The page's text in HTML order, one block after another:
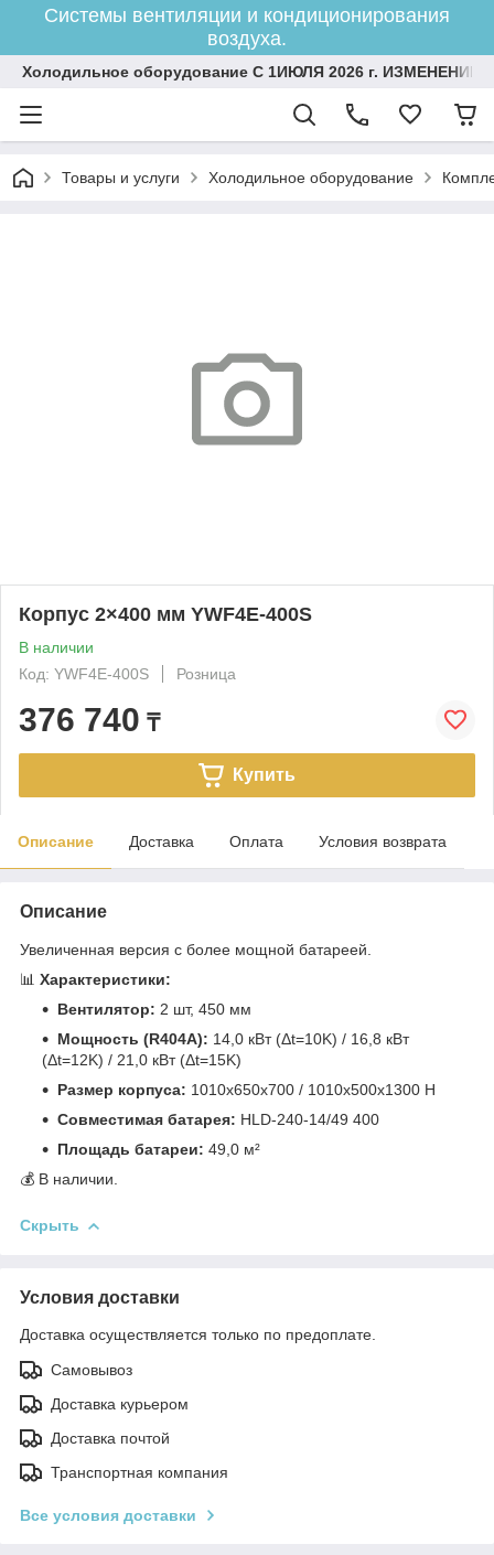
Системы вентиляции и кондиционирования
воздуха.
Холодильное оборудование С 1ИЮЛЯ 2026 г.
Товары и услуги Холодильное оборудование
Корпус 2×400 мм YWF4E-400S
В наличии
Код: YWF4E-400S
Розница
376 740 ₸
Купить
Описание Доставка Оплата Условия возврата
Описание
Увеличенная версия с более мощной батареей.
📊 Характеристики:
Вентилятор: 2 шт, 450 мм
Мощность (R404A): 14,0 кВт (Δt=10K) / 16,8 кВт
(Δt=12K) / 21,0 кВт (Δt=15K)
Размер корпуса: 1010x650x700 / 1010x500x1300 H
Совместимая батарея: HLD-240-14/49 400
Площадь батареи: 49,0 м²
💰 В наличии.
Скрыть
Условия доставки
Доставка осуществляется только по предоплате.
Самовывоз
Доставка курьером
Доставка почтой
Транспортная компания
Все условия доставки